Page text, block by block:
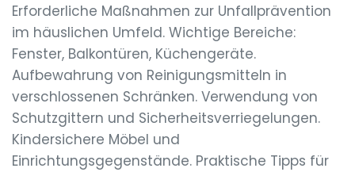
Erforderliche Maßnahmen zur Unfallprävention
im häuslichen Umfeld. Wichtige Bereiche:
Fenster, Balkontüren, Küchengeräte.
Aufbewahrung von Reinigungsmitteln in
verschlossenen Schränken. Verwendung von
Schutzgittern und Sicherheitsverriegelungen.
Kindersichere Möbel und
Einrichtungsgegenstände. Praktische Tipps für